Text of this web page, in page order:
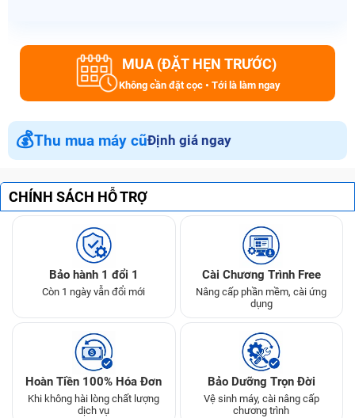
MUA (ĐẶT HẸN TRƯỚC)
Không cần đặt cọc • Tới là làm ngay
💰Thu mua máy cũĐịnh giá ngay
CHÍNH SÁCH HỖ TRỢ
Bảo hành 1 đổi 1
Còn 1 ngày vẫn đổi mới
Cài Chương Trình Free
Nâng cấp phần mềm, cài ứng
dụng
Hoàn Tiền 100% Hóa Đơn
Khi không hài lòng chất lượng
dịch vụ
Bảo Dưỡng Trọn Đời
Vệ sinh máy, cài nâng cấp
chương trình